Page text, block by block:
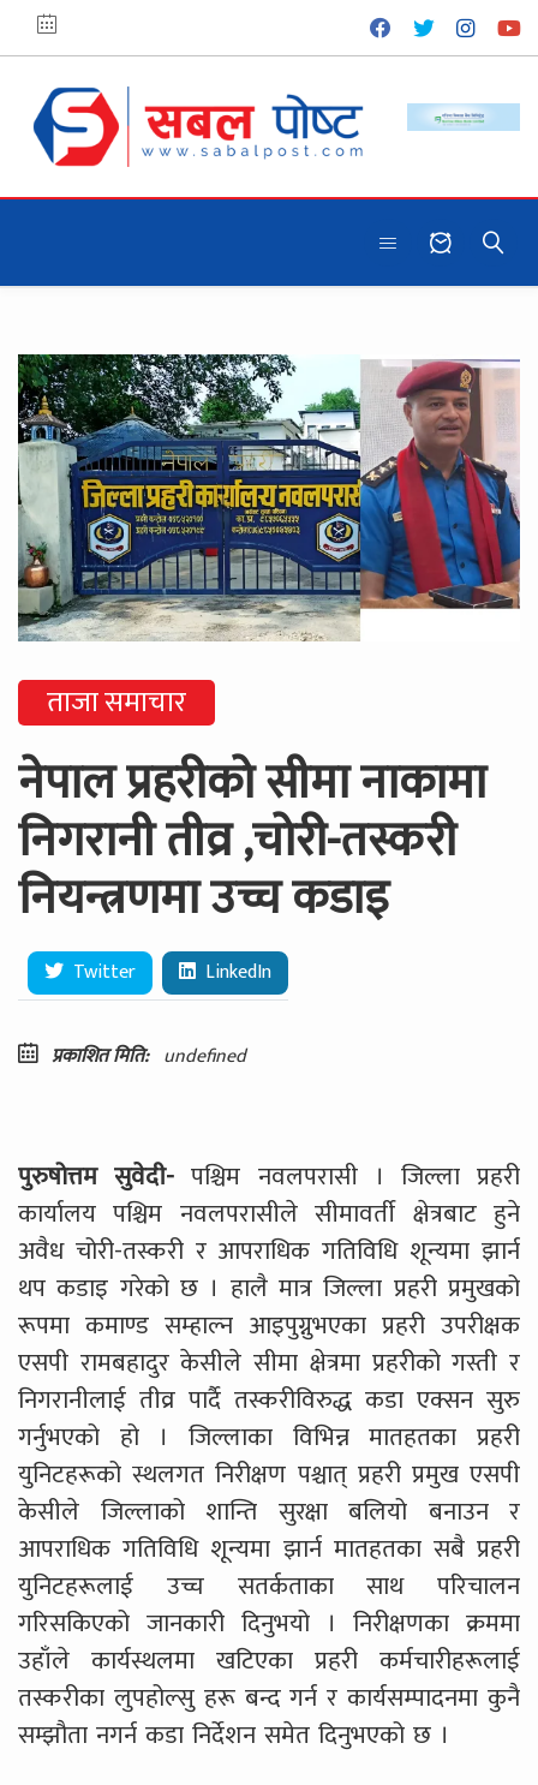
ताजा समाचार
नेपाल प्रहरीको सीमा नाकामा
निगरानी तीव्र ,चोरी-तस्करी
नियन्त्रणमा उच्च कडाइ
Twitter LinkedIn
प्रकाशित मिति: undefined
पुरुषोत्तम सुवेदी- पश्चिम नवलपरासी । जिल्ला प्रहरी
कार्यालय पश्चिम नवलपरासीले सीमावर्ती क्षेत्रबाट हुने
अवैध चोरी-तस्करी र आपराधिक गतिविधि शून्यमा झार्न
थप कडाइ गरेको छ । हालै मात्र जिल्ला प्रहरी प्रमुखको
रूपमा कमाण्ड सम्हाल्न आइपुग्नुभएका प्रहरी उपरीक्षक
एसपी रामबहादुर केसीले सीमा क्षेत्रमा प्रहरीको गस्ती र
निगरानीलाई तीव्र पार्दै तस्करीविरुद्ध कडा एक्सन सुरु
गर्नुभएको हो । जिल्लाका विभिन्न मातहतका प्रहरी
युनिटहरूको स्थलगत निरीक्षण पश्चात् प्रहरी प्रमुख एसपी
केसीले जिल्लाको शान्ति सुरक्षा बलियो बनाउन र
आपराधिक गतिविधि शून्यमा झार्न मातहतका सबै प्रहरी
युनिटहरूलाई उच्च सतर्कताका साथ परिचालन
गरिसकिएको जानकारी दिनुभयो । निरीक्षणका क्रममा
उहाँले कार्यस्थलमा खटिएका प्रहरी कर्मचारीहरूलाई
तस्करीका लुपहोल्सु हरू बन्द गर्न र कार्यसम्पादनमा कुनै
सम्झौता नगर्न कडा निर्देशन समेत दिनुभएको छ ।